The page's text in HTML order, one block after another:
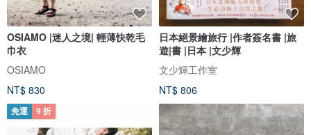
OSIAMO |迷人之境| 輕薄快乾毛
巾衣
OSIAMO
NT$ 830
日本絕景繪旅行 |作者簽名書 |旅
遊|書 |日本 |文少輝
文少輝工作室
NT$ 806
免運 9 折